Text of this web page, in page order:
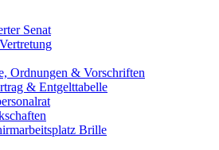
Senat
Ordnungen & Vorschriften
& Entgelttabelle
Brille